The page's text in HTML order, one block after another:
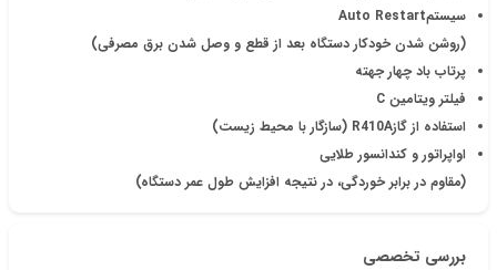
سیستمAuto Restart
(روشن شدن خودکار دستگاه بعد از قطع و وصل شدن برق مصرفی)
پرتاب باد چهار جهته
فیلتر ویتامین C
استفاده از گازR410A (سازگار با محیط زیست)
اواپراتور و کندانسور طلایی
(مقاوم در برابر خوردگی، در نتیجه افزایش طول عمر دستگاه)
بررسی تخصصی